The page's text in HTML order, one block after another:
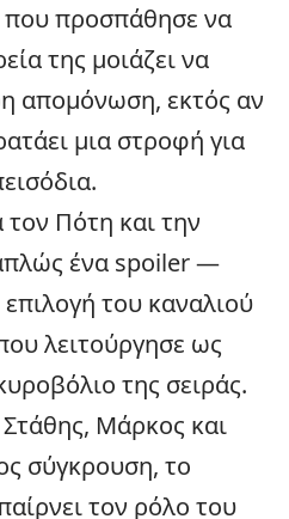
που προσπάθησε να
της μοιάζει να
απομόνωση, εκτός αν
μια στροφή για
τον Πότη και την
ένα spoiler—
επιλογή του καναλιού
λειτούργησε ως
της σειράς.
Μάρκος και
σύγκρουση, το
τον ρόλο του